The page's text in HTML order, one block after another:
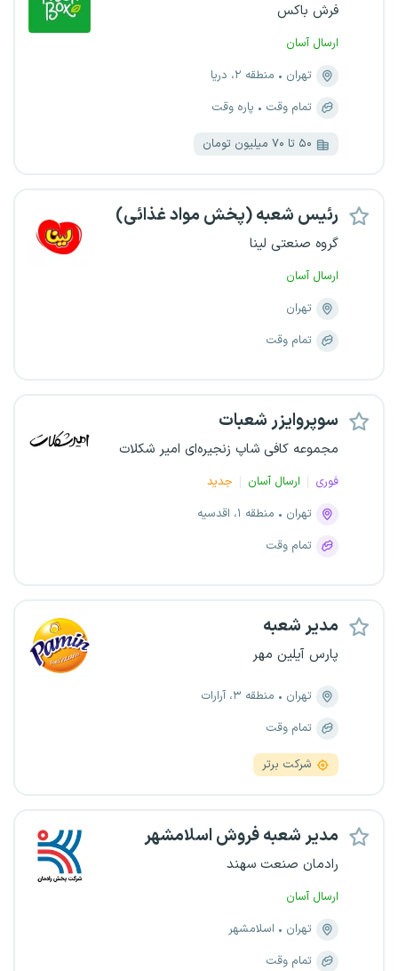
فرش باکس
ارسال آسان
تهران
منطقه ۲، دریا
تمام وقت
پاره وقت
۵۰ تا ۷۰ میلیون تومان
رئیس شعبه (پخش مواد غذائی)
گروه صنعتی لینا
ارسال آسان
تهران
تمام وقت
سوپروایزر شعبات
مجموعه کافی شاپ زنجیره‌ای امیر شکلات
فوری ارسال آسان
جدید
تهران
منطقه ۱، اقدسیه
تمام وقت
مدیر شعبه
پارس آیلین مهر
تهران
منطقه ۳، آرارات
تمام وقت
شرکت برتر
مدیر شعبه فروش اسلامشهر
رادمان صنعت سهند
ارسال آسان
تهران
اسلامشهر
تمام وقت